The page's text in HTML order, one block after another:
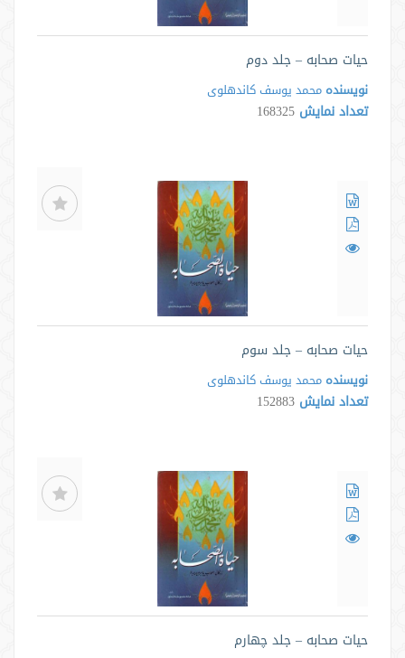
حیات صحابه – جلد دوم
نویسنده محمد یوسف کاندهلوی
تعداد نمایش 168325
حیات صحابه – جلد سوم
نویسنده محمد یوسف کاندهلوی
تعداد نمایش 152883
حیات صحابه – جلد چهارم